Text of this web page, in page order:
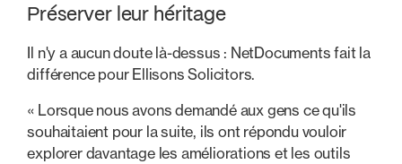
Préserver leur héritage
Il n'y a aucun doute là-dessus : NetDocuments fait la
différence pour Ellisons Solicitors.
« Lorsque nous avons demandé aux gens ce qu'ils
souhaitaient pour la suite, ils ont répondu vouloir
explorer davantage les améliorations et les outils